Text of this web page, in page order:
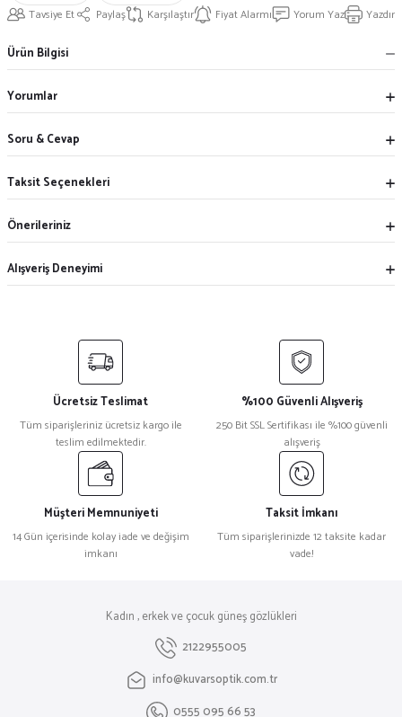
Tavsiye Et Paylaş Karşılaştır Fiyat Alarmı Yorum Yaz Yazdır
Ürün Bilgisi
Yorumlar
Soru & Cevap
Taksit Seçenekleri
Önerileriniz
Alışveriş Deneyimi
Ücretsiz Teslimat
Tüm siparişleriniz ücretsiz kargo ile
teslim edilmektedir.
%100 Güvenli Alışveriş
250 Bit SSL Sertifikası ile %100 güvenli
alışveriş
Müşteri Memnuniyeti
14 Gün içerisinde kolay iade ve değişim
imkanı
Taksit İmkanı
Tüm siparişlerinizde 12 taksite kadar
vade!
Kadın , erkek ve çocuk güneş gözlükleri
2122955005
info@kuvarsoptik.com.tr
0555 095 66 53